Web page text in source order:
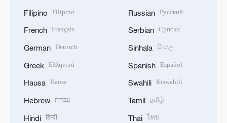
Filipino Filipino
French Français
German Deutsch
Greek Ελληνικά
Hausa Hausa
Hebrew עברית
Hindi हिन्दी
Russian Русский
Serbian Српски
Sinhala සිංහල
Spanish Español
Swahili Kiswahili
Tamil தமிழ்
Thai ไทย